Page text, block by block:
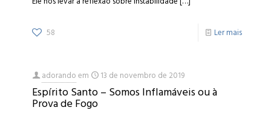
58 Ler mais
adorandoem 13 de novembro de 2019
Espírito Santo – Somos Inflamáveis ou à
Prova de Fogo